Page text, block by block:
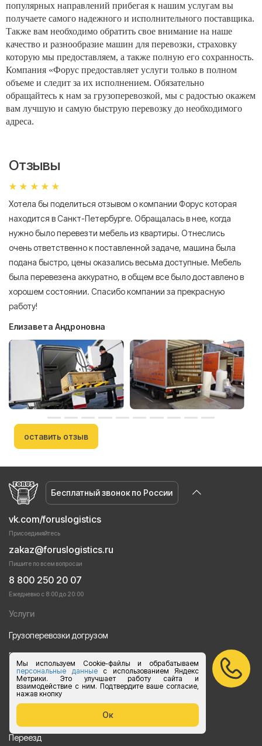
Мы используем Cookie-файлы и обрабатываем
персональные данныес использованием Яндекс
Метрики. Это улучшает работу сайта и
взаимодействие с ним. Подтвердите ваше согласие,
нажав кнопку
Ок
популярных направлений прибегая к нашим услугам вы
получаете самого надежного и исполнительного поставщика.
Также вам необходимо обратить свое внимание на наше
качество и разнообразие машин для перевозки, страховку
которую мы предоставляем, а также полную его сохранность.
Компания «Форус предоставляет услуги только в полном
объеме и следит за их исполнением. Обязательно
обращайтесь к нам за грузоперевозкой, мы с радостью окажем
вам лучшую и самую быструю перевозку до необходимого
адреса.
Отзывы
Хотела бы поделиться отзывом о компании Форус которая
находится в Санкт-Петербурге. Обращалась в нее, когда
нужно было перевезти мебель из квартиры. Отнеслись
очень ответственно к поставленной задаче, машина была
подана быстро, цены оказались весьма доступные. Мебель
была перевезена аккуратно, в общем все было доставлено в
хорошем состоянии. Спасибо компании за прекрасную
работу!
Елизавета Андроновна
оставить отзыв
Бесплатный звонок по России
vk.com/foruslogistics
Присоединяйтесь
zakaz@foruslogistics.ru
Пишите по всем вопросаи
8 800 250 20 07
Ежедневно с 8:00 до 20:00
Услуги
Грузоперевозки догрузом
Перевозки груза автотранспортом
Перевозки строительных материалов
Перевозка оборудования
Перевозка продуктов питания
Переезд